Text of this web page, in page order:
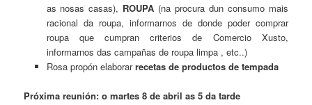
as nosas casas), ROUPA (na procura dun consumo mais
racional da roupa, informarnos de donde poder comprar
roupa que cumpran criterios de Comercio Xusto,
informarnos das campañas de roupa limpa , etc..)
Rosa propón elaborarrecetas de productos de tempada
Próxima reunión: o martes 8 de abril as 5 da tarde